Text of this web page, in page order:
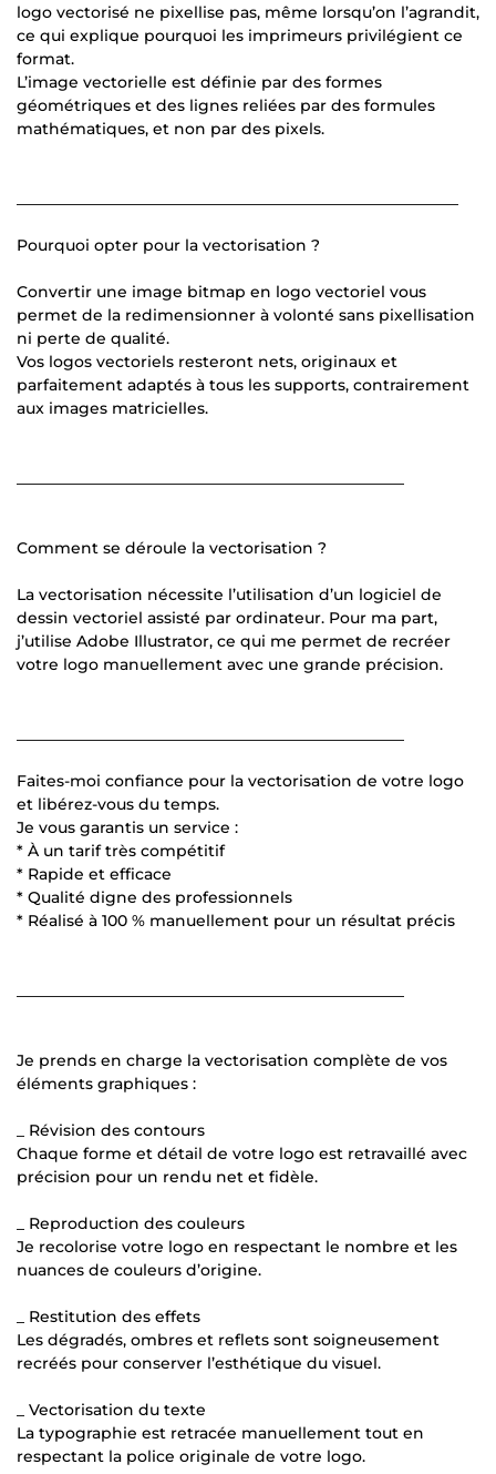
logo vectorisé ne pixellise pas, même lorsqu’on l’agrandit,
ce qui explique pourquoi les imprimeurs privilégient ce
format.
L’image vectorielle est définie par des formes
géométriques et des lignes reliées par des formules
mathématiques, et non par des pixels.
Pourquoi opter pour la vectorisation ?
Convertir une image bitmap en logo vectoriel vous
permet de la redimensionner à volonté sans pixellisation
ni perte de qualité.
Vos logos vectoriels resteront nets, originaux et
parfaitement adaptés à tous les supports, contrairement
aux images matricielles.
Comment se déroule la vectorisation ?
La vectorisation nécessite l’utilisation d’un logiciel de
dessin vectoriel assisté par ordinateur. Pour ma part,
j’utilise Adobe Illustrator, ce qui me permet de recréer
votre logo manuellement avec une grande précision.
Faites-moi confiance pour la vectorisation de votre logo
et libérez-vous du temps.
Je vous garantis un service :
* À un tarif très compétitif
* Rapide et efficace
* Qualité digne des professionnels
* Réalisé à 100 % manuellement pour un résultat précis
Je prends en charge la vectorisation complète de vos
éléments graphiques :
_ Révision des contours
Chaque forme et détail de votre logo est retravaillé avec
précision pour un rendu net et fidèle.
_ Reproduction des couleurs
Je recolorise votre logo en respectant le nombre et les
nuances de couleurs d’origine.
_ Restitution des effets
Les dégradés, ombres et reflets sont soigneusement
recréés pour conserver l’esthétique du visuel.
_ Vectorisation du texte
La typographie est retracée manuellement tout en
respectant la police originale de votre logo.